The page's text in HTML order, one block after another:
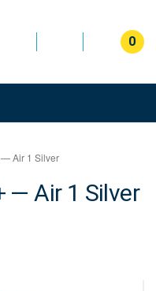
0
— Air 1 Silver
— Air 1 Silver